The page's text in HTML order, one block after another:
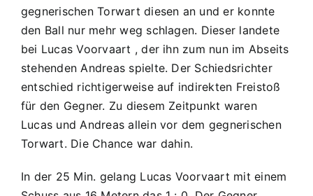
1
:
8
gegnerischen Torwart diesen an und er konnte
den Ball nur mehr weg schlagen. Dieser landete
bei Lucas Voorvaart , der ihn zum nun im Abseits
stehenden Andreas spielte. Der Schiedsrichter
entschied richtigerweise auf indirekten Freistoß
für den Gegner. Zu diesem Zeitpunkt waren
Lucas und Andreas allein vor dem gegnerischen
Torwart. Die Chance war dahin.
In der 25 Min. gelang Lucas Voorvaart mit einem